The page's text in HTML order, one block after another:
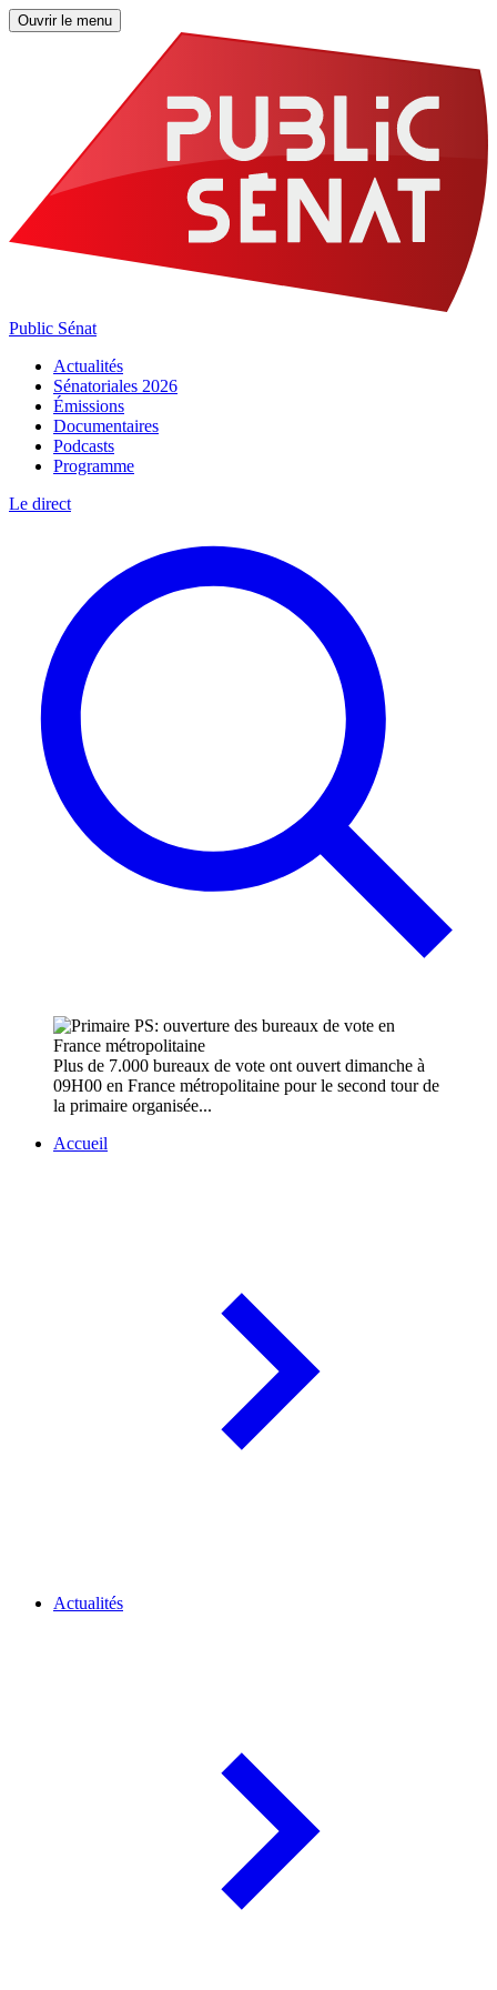
Ouvrir le menu
Public Sénat
Actualités
Sénatoriales 2026
Émissions
Documentaires
Podcasts
Programme
Le direct
Plus de 7.000 bureaux de vote ont ouvert dimanche à
09H00 en France métropolitaine pour le second tour de
la primaire organisée...
Accueil
Actualités